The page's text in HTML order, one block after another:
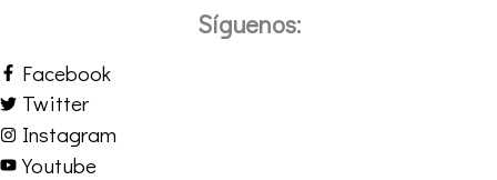
Síguenos:
Facebook
Twitter
Instagram
Youtube